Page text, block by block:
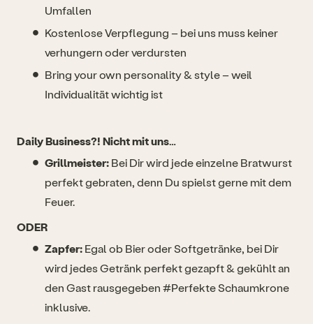
Umfallen
Kostenlose Verpflegung – bei uns muss keiner
verhungern oder verdursten
Bring your own personality & style – weil
Individualität wichtig ist
Daily Business?! Nicht mit uns…
Grillmeister: Bei Dir wird jede einzelne Bratwurst
perfekt gebraten, denn Du spielst gerne mit dem
Feuer.
ODER
Zapfer: Egal ob Bier oder Softgetränke, bei Dir
wird jedes Getränk perfekt gezapft & gekühlt an
den Gast rausgegeben #Perfekte Schaumkrone
inklusive.